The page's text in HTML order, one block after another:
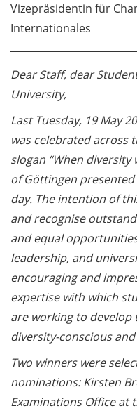
Neues aus der
Stabsstelle
Sicherheitswesen und
Umweltschutz / News
from the Safety and
Environmental Section
(in German)
Studierende /
Students 5.2
Studien-Check:
Beratung und Vorträge
/ Study Check: Advice
and Lectures (in
German)
Stipendium: 1.000 Euro
für das Studium /
Scholarship: 1000 euros
for your studies
Termine Studium /
Events for Students
Vizepräsidentin für
Internationales
Dear Staff, dear
University,
Last Tuesday, 19 May
was celebrated across
slogan “When diversity
of Göttingen
day. The intention of
and recognise
and equal
leadership, and
encouraging and
expertise with which
are working to develop
diversity-conscious
Two winners were
nominations: Kirsten
Examinations Office at